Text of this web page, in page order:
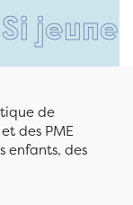
et
de
des PME
enfants, des